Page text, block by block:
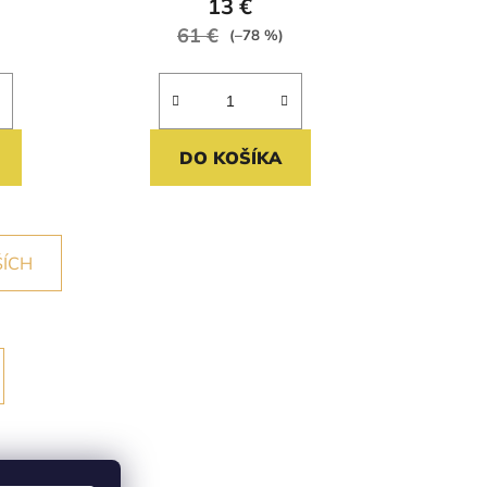
13 €
61 € (–78 %)
DO KOŠÍKA